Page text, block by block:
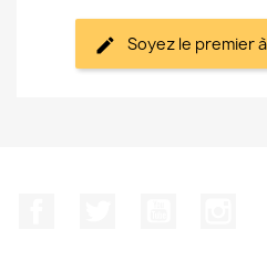
Soyez le premier